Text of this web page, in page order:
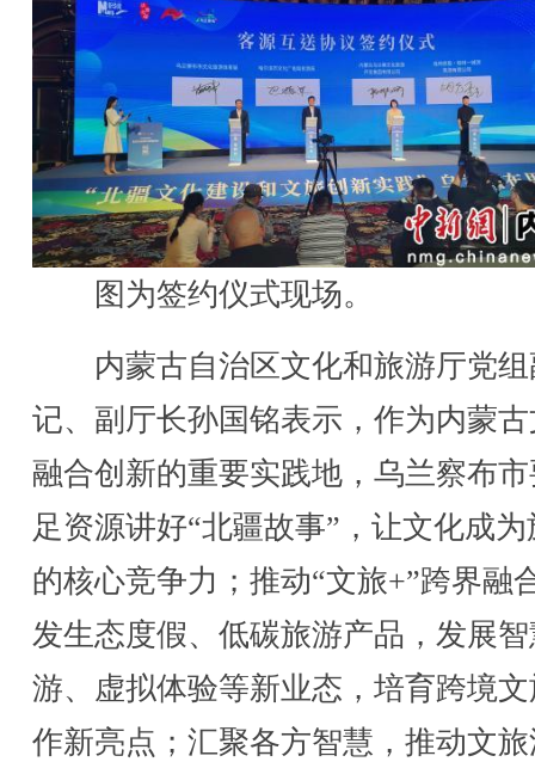
图为签约仪式现场。
内蒙古自治区文化和旅游厅党组
记、副厅长孙国铭表示，作为内蒙
融合创新的重要实践地，乌兰察布
足资源讲好“北疆故事”，让文化成为
的核心竞争力；推动“文旅+”跨界融
发生态度假、低碳旅游产品，发展
游、虚拟体验等新业态，培育跨境
作新亮点；汇聚各方智慧，推动文